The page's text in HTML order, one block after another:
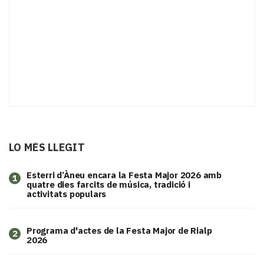
LO MÉS LLEGIT
1
Esterri d’Àneu encara la Festa Major 2026 amb
quatre dies farcits de música, tradició i
activitats populars
2
Programa d'actes de la Festa Major de Rialp
2026